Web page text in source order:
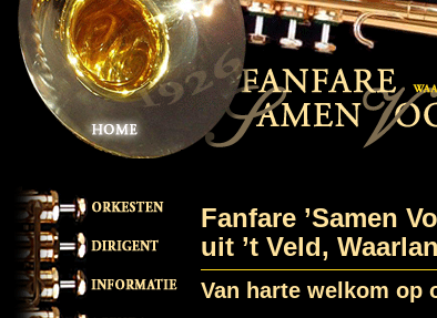
Fanfare ’Samen
uit ’t Veld,
Van harte welkom op